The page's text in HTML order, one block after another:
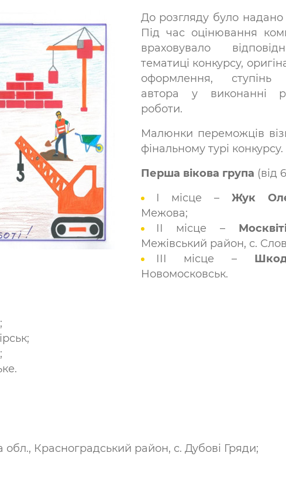
До розгляду було надано
Під час оцінювання
враховувало
тематиці конкурсу,
оформлення, ступінь
автора у виконанні
роботи.
Малюнки переможців
фінальному турі конкурсу.
Перша вікова група (від
І місце – Жук
Межова;
ІІ місце –
Межівський район, с.
ІІІ місце –
Новомосковськ.
обл., Красноградський район, с. Дубові Гряди;